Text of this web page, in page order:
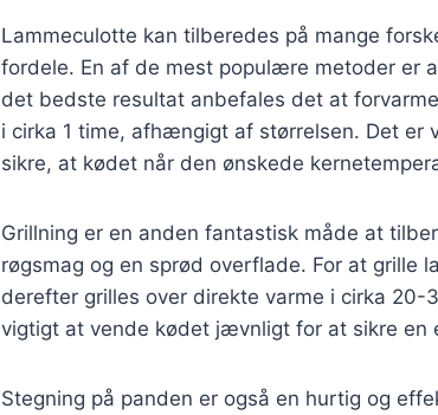
Lammeculotte kan tilberedes på mange
fordele. En af de mest populære metoder er
det bedste resultat anbefales det at
i cirka 1 time, afhængigt af størrelsen. Det
sikre, at kødet når den ønskede
Grillning er en anden fantastisk måde at
røgsmag og en sprød overflade. For at grille
derefter grilles over direkte varme i cirka
vigtigt at vende kødet jævnligt for at sikre en
Stegning på panden er også en hurtig og